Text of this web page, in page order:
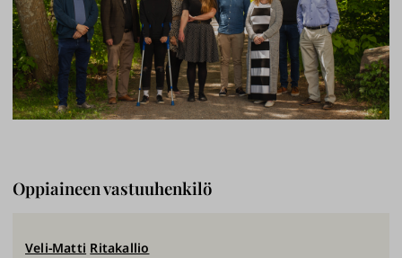
Oppiaineen vastuuhenkilö
Veli-Matti Ritakallio